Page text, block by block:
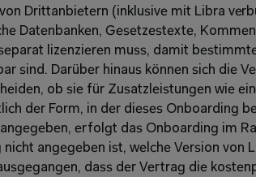
von Drittanbietern (inklusive mit Libra
Datenbanken, Gesetzestexte,
lizenzieren muss, damit
sind. Darüber hinaus können sich die
ob sie für Zusatzleistungen wie
der Form, in der dieses Onboarding
erfolgt das Onboarding im
nicht angegeben ist, welche Version von
dass der Vertrag die